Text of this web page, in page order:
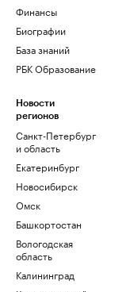
Финансы
Биографии
База знаний
РБК Образование
Новости
регионов
Санкт-Петербург
и область
Екатеринбург
Новосибирск
Омск
Башкортостан
Вологодская
область
Калининград